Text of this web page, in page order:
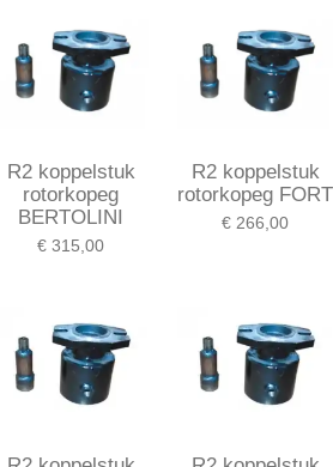
R2 koppelstuk
rotorkopeg
BERTOLINI
€ 315,00
R2 koppelstuk
rotorkopeg FORT
€ 266,00